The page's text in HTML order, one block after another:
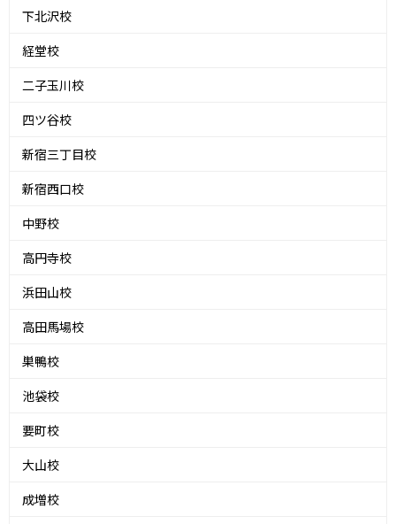
下北沢校
経堂校
二子玉川校
四ツ谷校
新宿三丁目校
新宿西口校
中野校
高円寺校
浜田山校
高田馬場校
巣鴨校
池袋校
要町校
大山校
成増校